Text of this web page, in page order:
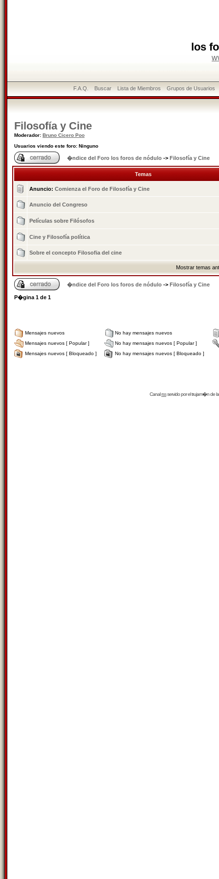
los
F.A.Q. Buscar Lista de Miembros Grupos de Usuarios
Filosofía y Cine
Moderador: Bruno Cicero Poo
Usuarios viendo este foro: Ninguno
�ndice del Foro los foros de nódulo -> Filosofía y Cine
Temas
Anuncio: Comienza el Foro de Filosofía y Cine
Anuncio del Congreso
Películas sobre Filósofos
Cine y Filosofía polí­tica
Sobre el concepto Filosofia del cine
Mostrar temas
�ndice del Foro los foros de nódulo -> Filosofía y Cine
P�gina 1 de 1
Mensajes nuevos
No hay mensajes nuevos
Mensajes nuevos [ Popular ]
No hay mensajes nuevos [ Popular ]
Mensajes nuevos [ Bloqueado ]
No hay mensajes nuevos [ Bloqueado ]
Canalrssservido por eltrujam�nde